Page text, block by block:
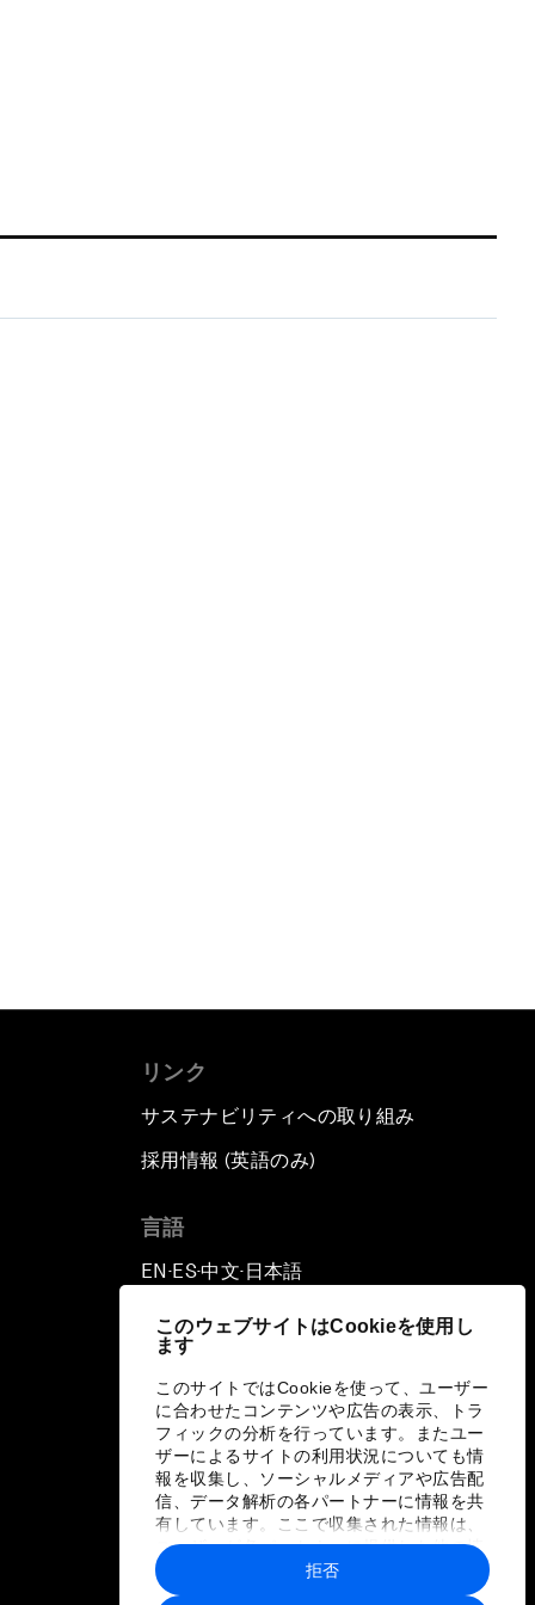
このウェブサイトはCookieを使用し
ます
このサイトではCookieを使って、ユーザー
に合わせたコンテンツや広告の表示、トラ
フィックの分析を行っています。またユー
ザーによるサイトの利用状況についても情
報を収集し、ソーシャルメディアや広告配
信、データ解析の各パートナーに情報を共
有しています。ここで収集された情報は、
ユーザーが各パートナーに提供した他の情
報や各パートナーのサービスを使用した際
に収集された情報と組み合わされ、各パー
拒否
リンク
サステナビリティへの取り組み
採用情報 (英語のみ)
言語
EN ▪ ES▪中文▪ 日本語